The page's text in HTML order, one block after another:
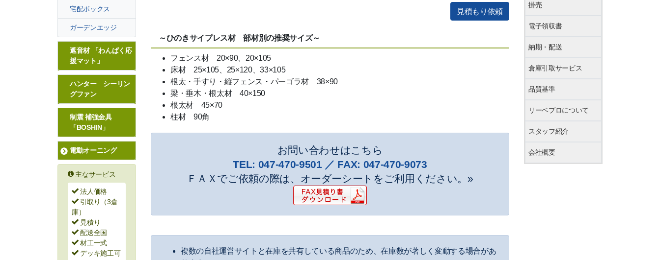
宅配ボックス
ガーデンエッジ
遮音材 「わんぱく応
援マット」
ハンター シーリン
グファン
制震 補強金具
「BOSHIN」
電動オーニング
主なサービス
法人価格
引取り（3倉
庫）
見積り
配送全国
材工一式
デッキ施工可
見積もり依頼
～ひのきサイプレス材 部材別の推奨サイズ～
フェンス材 20×90、20×105
床材 25×105、25×120、33×105
根太・手すり・縦フェンス・パーゴラ材 38×90
梁・垂木・根太材 40×150
根太材 45×70
柱材 90角
お問い合わせはこちら
TEL: 047-470-9501 ／ FAX: 047-470-9073
ＦＡＸでご依頼の際は、オーダーシートをご利用ください。»
複数の自社運営サイトと在庫を共有している商品のため、在庫数が著しく変動する場合があ
掛売
電子領収書
納期・配送
倉庫引取サービス
品質基準
リーベプロについて
スタッフ紹介
会社概要